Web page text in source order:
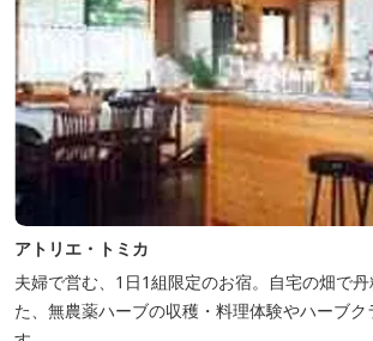
アトリエ・トミカ
夫婦で営む、1日1組限定のお宿。自宅の畑で
た、無農薬ハーブの収穫・料理体験やハーブ